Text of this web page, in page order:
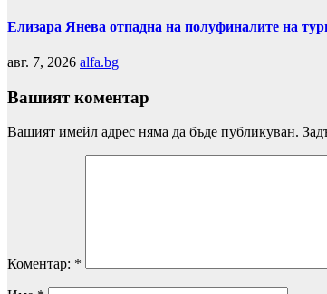
Елизара Янева отпадна на полуфиналите на
авг. 7, 2026 alfa.bg
Вашият коментар
Вашият имейл адрес няма да бъде публикуван.
Коментар: *